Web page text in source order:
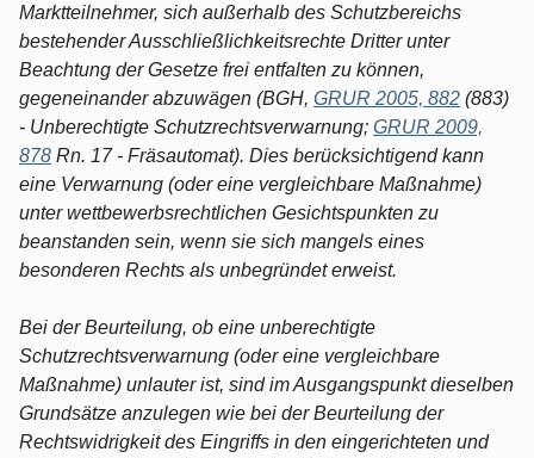
Marktteilnehmer, sich außerhalb des Schutzbereichs
bestehender Ausschließlichkeitsrechte Dritter unter
Beachtung der Gesetze frei entfalten zu können,
gegeneinander abzuwägen (BGH, GRUR 2005, 882 (883)
- Unberechtigte Schutzrechtsverwarnung; GRUR 2009,
878 Rn. 17 - Fräsautomat). Dies berücksichtigend kann
eine Verwarnung (oder eine vergleichbare Maßnahme)
unter wettbewerbsrechtlichen Gesichtspunkten zu
beanstanden sein, wenn sie sich mangels eines
besonderen Rechts als unbegründet erweist.
Bei der Beurteilung, ob eine unberechtigte
Schutzrechtsverwarnung (oder eine vergleichbare
Maßnahme) unlauter ist, sind im Ausgangspunkt dieselben
Grundsätze anzulegen wie bei der Beurteilung der
Rechtswidrigkeit des Eingriffs in den eingerichteten und